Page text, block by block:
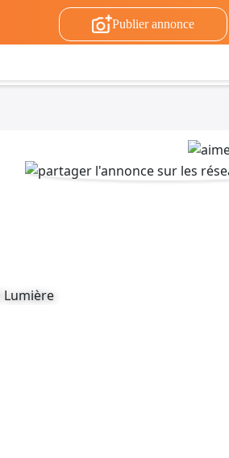
Publier annonce